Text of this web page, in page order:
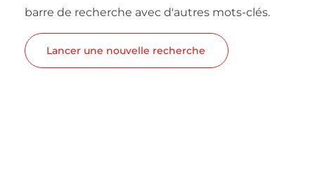
barre de recherche avec d'autres mots-clés.
Lancer une nouvelle recherche